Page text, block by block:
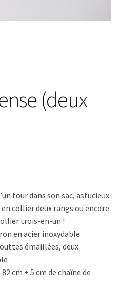
(deux
tour dans son sac, astucieux
collier deux rangs ou encore
trois-en-un !
en acier inoxydable
émaillées, deux
cm + 5 cm de chaîne de